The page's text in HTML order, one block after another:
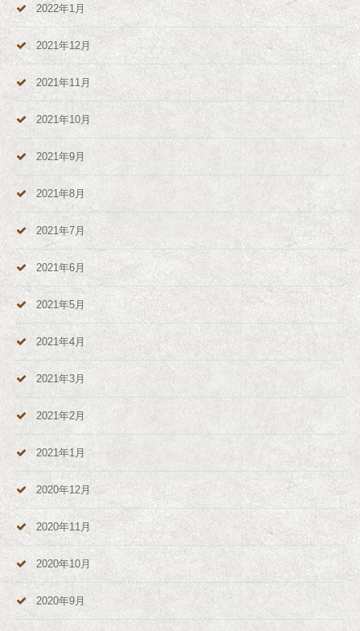
2022年1月
2021年12月
2021年11月
2021年10月
2021年9月
2021年8月
2021年7月
2021年6月
2021年5月
2021年4月
2021年3月
2021年2月
2021年1月
2020年12月
2020年11月
2020年10月
2020年9月